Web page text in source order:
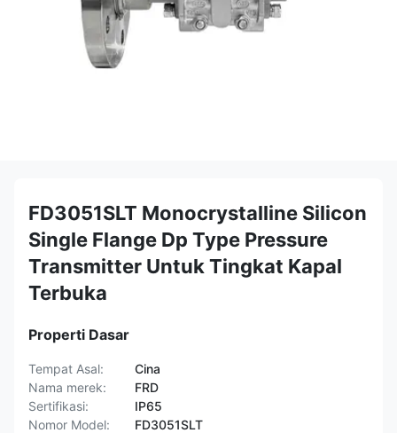
FD3051SLT Monocrystalline Silicon
Single Flange Dp Type Pressure
Transmitter Untuk Tingkat Kapal
Terbuka
Properti Dasar
Tempat Asal:
Cina
Nama merek:
FRD
Sertifikasi:
IP65
Nomor Model:
FD3051SLT